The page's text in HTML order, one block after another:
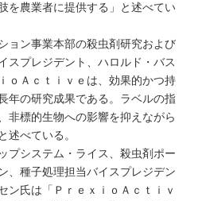
を農業者に提供する」と述べてい
ョン事業本部の殺虫剤研究および
スプレジデント、ハロルド・バス
ｏＡｃｔｉｖｅは、効果的かつ持
年の研究成果である。ラベルの指
非標的生物への影響を抑えながら
述べている。
プシステム・ライス、殺虫剤ポー
、種子処理担当バイスプレジデン
ン氏は「ＰｒｅｘｉｏＡｃｔｉｖ